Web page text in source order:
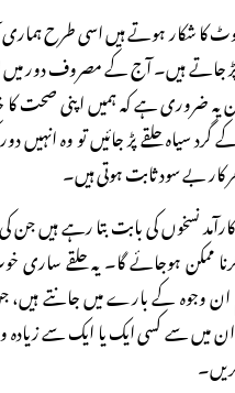
کا شکار ہوتے ہیں اسی طرح ہماری
پڑ جاتے ہیں۔ آج کے مصروف دور
ضروری ہے کہ ہمیں اپنی صحت کا
سیاہ حلقے پڑ جائیں تو وہ
بے سود ثابت ہوتی ہیں۔
نسخوں کی بابت بتا رہے ہیں جن
ممکن ہوجائے گا۔ یہ حلقے
وجوہ کے بارے میں جانتے ہیں،
میں سے کسی ایک یا ایک سے زیادہ